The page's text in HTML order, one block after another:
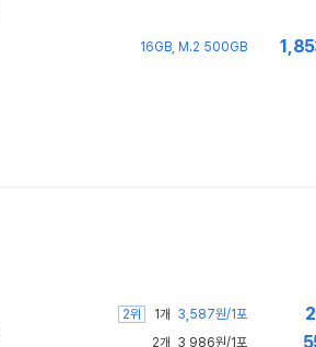
16GB, M.2 500GB
2위 1개
3,587원/1포
2개 3,986원/1포